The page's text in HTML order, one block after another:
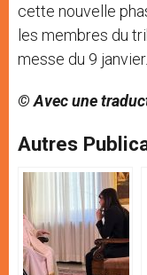
cette nouvelle
les membres du
messe du 9 janvier.
©Avec une
Autres